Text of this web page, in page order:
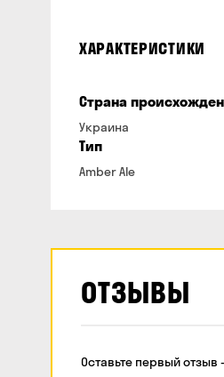
ХАРАКТЕРИСТИКИ
Страна
Украина
Тип
Amber Ale
ОТЗЫВЫ
Оставьте первый